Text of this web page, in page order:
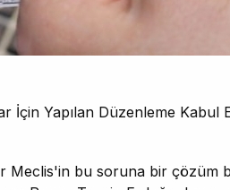
İçin Yapılan Düzenleme Kabul
Meclis'in bu soruna bir çözüm